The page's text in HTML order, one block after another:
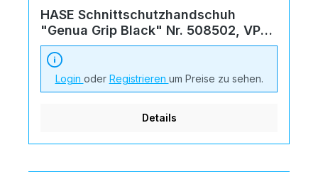
HASE Schnittschutzhandschuh
"Genua Grip Black" Nr. 508502, VPE:
10 PA
Login oder Registrieren um Preise zu sehen.
Details